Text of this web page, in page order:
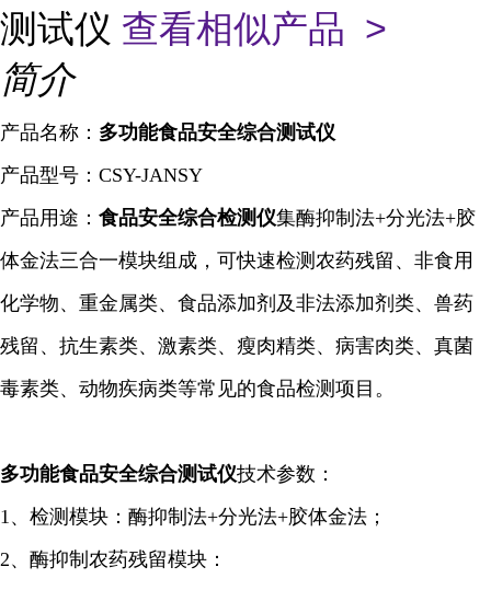
测试仪 查看相似产品 >
简介
产品名称： 多功能食品安全综合测试仪
产品型号：CSY-JANSY
产品用途： 食品安全综合检测仪集酶抑制 法+分光法+胶
体金法三合一模块组成，可快速检测农药残留、非食用
化学物、重金属类、食品添加剂及非法添加剂类、兽药
残留、抗生素类、激素类、瘦肉精类、病害肉类、真菌
毒素类、动物疾病类等常见的食品检测项目。
多功能食品安全综合测试仪技术参数：
1、检测模块：酶抑制 法+分光法+胶体金法；
2、酶抑制 农药残留模块：